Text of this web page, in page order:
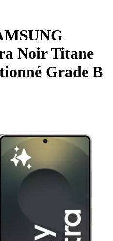
Noir Titane
Grade B